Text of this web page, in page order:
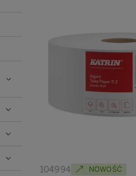
104994 NOWOŚĆ